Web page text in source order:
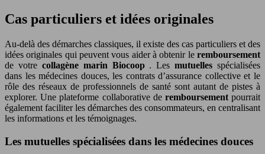
Cas particuliers et idées originales
Au-delà des démarches classiques, il existe des cas particuliers et des
idées originales qui peuvent vous aider à obtenir le remboursement
de votre collagène marin Biocoop . Lesmutuelles spécialisées
dans les médecines douces, les contrats d’assurance collective et le
rôle des réseaux de professionnels de santé sont autant de pistes à
explorer. Une plateforme collaborative de remboursementpourrait
également faciliter les démarches des consommateurs, en centralisant
les informations et les témoignages.
Les mutuelles spécialisées dans les médecines douces